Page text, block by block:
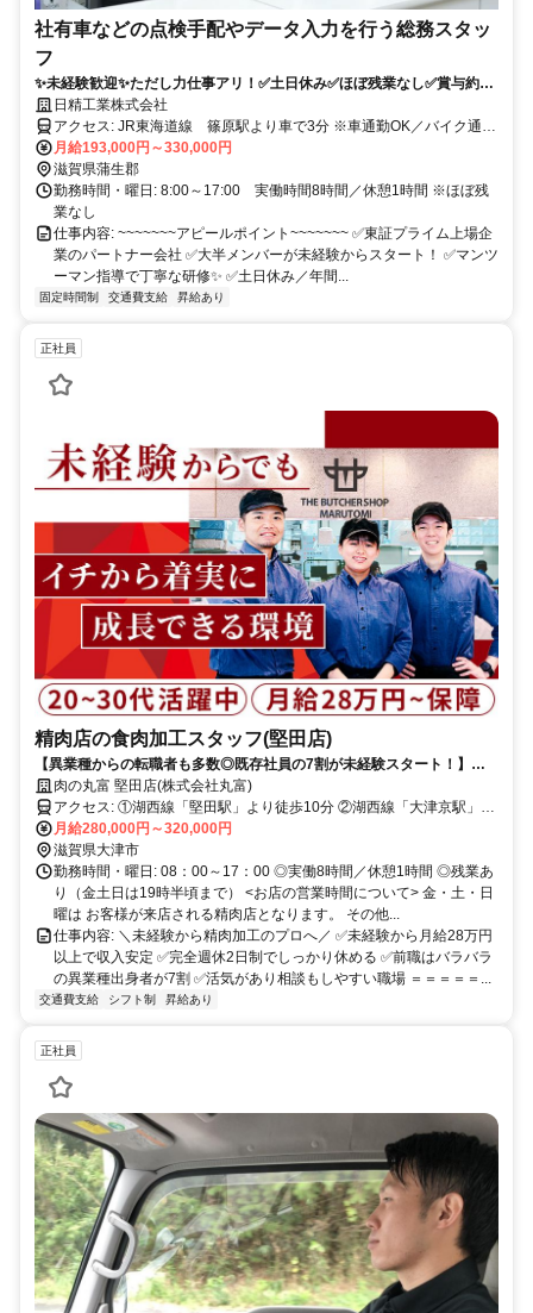
社有車などの点検手配やデータ入力を行う総務スタッ
フ
✨未経験歓迎✨ただし力仕事アリ！✅土日休み✅ほぼ残業なし✅賞与約4
ヵ月◎日精工業株式会社
アクセス: JR東海道線 篠原駅より車で3分 ※車通勤OK／バイク通勤
OK
月給193,000円～330,000円
滋賀県蒲生郡
勤務時間・曜日: 8:00～17:00 実働時間8時間／休憩1時間 ※ほぼ残
業なし
仕事内容: ~~~~~~~アピールポイント~~~~~~~ ✅東証プライム上場企
業のパートナー会社 ✅️大半メンバーが未経験からスタート！ ✅マンツ
ーマン指導で丁寧な研修✨ ✅️土日休み／年間...
固定時間制 交通費支給 昇給あり
正社員
精肉店の食肉加工スタッフ(堅田店)
【異業種からの転職者も多数◎既存社員の7割が未経験スタート！】月
給28万円～／完全週休2日制／残業少なめ／創業70年以上の安定企業
肉の丸富 堅田店(株式会社丸富)
アクセス: ①湖西線「堅田駅」より徒歩10分 ②湖西線「大津京駅」よ
り徒歩9分 ③東海道本線「山科駅」より車11分 ④東海道本線「大津
月給280,000円～320,000円
滋賀県大津市
勤務時間・曜日: 08：00～17：00 ◎実働8時間／休憩1時間 ◎残業あ
り（金土日は19時半頃まで） <お店の営業時間について> 金・土・日
曜は お客様が来店される精肉店となります。 その他...
仕事内容: ＼未経験から精肉加工のプロへ／ ✅未経験から月給28万円
以上で収入安定 ✅完全週休2日制でしっかり休める ✅前職はバラバラ
の異業種出身者が7割 ✅活気があり相談もしやすい職場 ＝＝＝＝＝...
交通費支給 シフト制 昇給あり
正社員